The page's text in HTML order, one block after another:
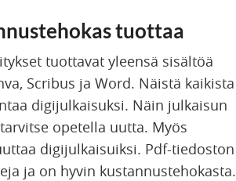
tuottaa
tuottavat yleensä sisältöä
Scribus ja Word. Näistä kaikista
digijulkaisuksi. Näin julkaisun
opetella uutta. Myös
digijulkaisuiksi. Pdf-tiedoston
ja on hyvin kustannustehokasta.